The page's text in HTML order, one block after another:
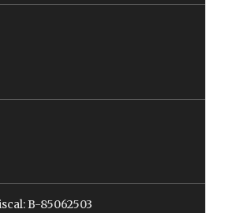
B-85062503